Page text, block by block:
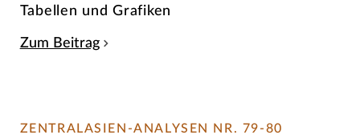
Tabellen und Grafiken
Zum Beitrag
ZENTRALASIEN-ANALYSEN NR. 79-80